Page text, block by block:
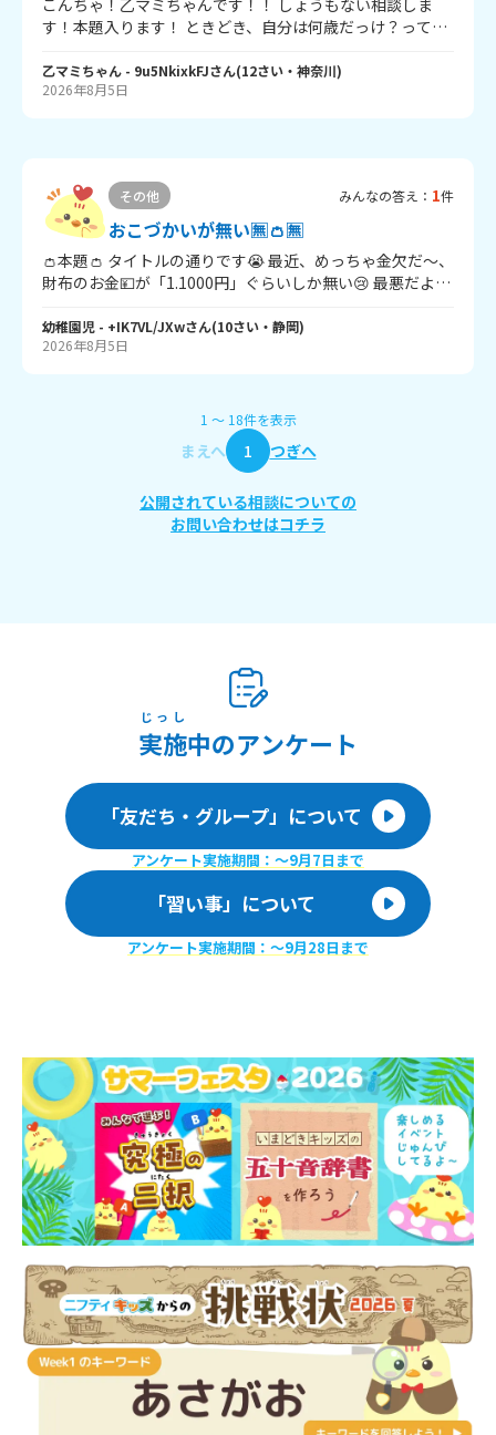
こんちゃ！乙マミちゃんです！！ しょうもない相談しま
す！本題入ります！ ときどき、自分は何歳だっけ？って、
生日とかあれ？いつだっけ？ってときどきなるんです！ こ
れみんなあるあるなのかな～
乙マミちゃん - 9u5NkixkFJさん(12さい・ 神奈川)
2026年8月5日
その他 みんなの答え： 1件
おこづかいが無い🈚️👛🈚️
👛本題👛 タイトルの通りです😭 最近、めっちゃ金欠だ～、
財布のお金💴が「1.1000円」ぐらいしか無い😢 最悪だよ
ないから、、、全然もらえない…😣 自分が使いすぎたのが
悪いけど・・・ さすがに、使い過ぎだよ～って 今言っても
す。でも・・・ どうやって答えればいいんだろう❓️ 自分で
も分からない❓️❔️❓️ こんな相談に答えてくれた人は めっちゃ
嬉しい😀😆😀ありがとう🙏 ここまで読んでくれてありが
と❣❣ それじゃ、ばいばい👋
幼稚園児 - +IK7VL/JXwさん(10さい・ 静岡)
2026年8月5日
1 〜 18件を表示
まえへ 1 つぎへ
公開されている相談についての
お問い合わせはコチラ
実施
じっし
中のアンケート
「友だち・グループ」について
アンケート実施期間：〜9月7日まで
「習い事」について
アンケート実施期間：〜9月28日まで